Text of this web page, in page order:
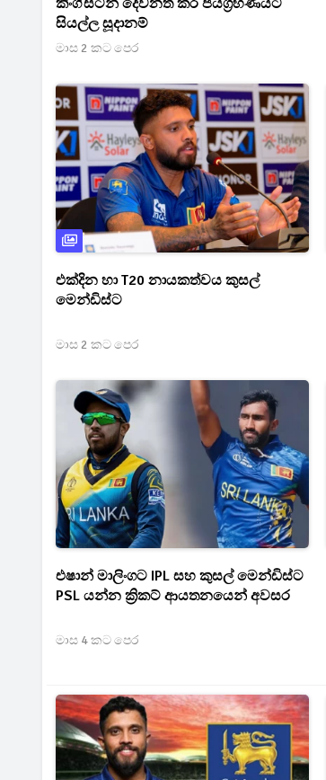
සියල්ල සූදානම්
මාස 2 කට පෙර
එක්දින හා T20 නායකත්වය කුසල්
මෙන්ඩිස්ට
මාස 2 කට පෙර
එෂාන් මාලිංගට IPL සහ කුසල් මෙන්ඩිස්ට
PSL යන්න ක්‍රිකට් ආයතනයෙන් අවසර
මාස 4 කට පෙර